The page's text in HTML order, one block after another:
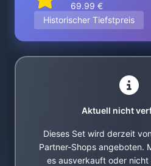
69.99 €
Historischer Tiefstpreis
Aktuell nicht
Dieses Set wird derzeit
Partner-Shops angeboten.
es ausverkauft oder nicht